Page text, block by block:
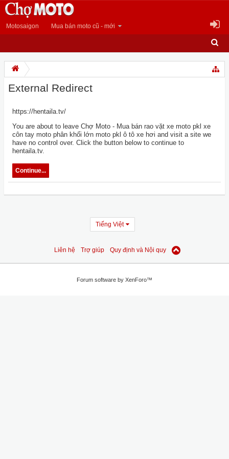
Motosaigon Mua bán moto cũ - mới
External Redirect
https://hentaila.tv/
You are about to leave Chợ Moto - Mua bán rao vặt xe moto pkl xe
côn tay moto phân khối lớn moto pkl ô tô xe hơi and visit a site we
have no control over. Click the button below to continue to
hentaila.tv.
Continue...
Tiếng Việt
Liên hệ Trợ giúp Quy định và Nội quy
Forum software by XenForo™